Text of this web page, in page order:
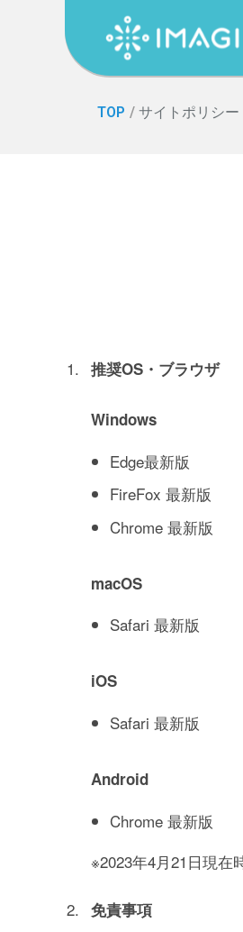
TOP
IMAGINUS（イ
TOP / サイトポリシー
推奨OS・ブラウザ
Windows
Edge最新版
FireFox 最新版
Chrome 最新版
macOS
Safari 最新版
iOS
Safari 最新版
Android
Chrome 最新版
※2023年4月21日現在
免責事項